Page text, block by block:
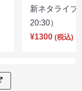
新ネタライ
20:30）
¥1300 (税込)